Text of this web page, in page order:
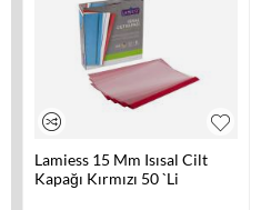
Lamiess 15 Mm Isısal Cilt
Kapağı Kırmızı 50 `Li